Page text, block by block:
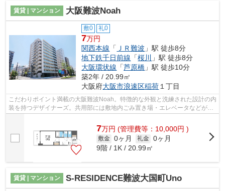
賃貸 | マンション 大阪難波Noah
敷0 礼0
7万円
関西本線 「 ＪＲ難波 」駅 徒歩8分
地下鉄千日前線 「桜川 」駅 徒歩8分
大阪環状線 「芦原橋 」駅 徒歩10分
築2年 / 20.99㎡
大阪府大阪市浪速区稲荷 １丁目
こだわりポイント満載の大阪難波Noah。特徴的な外観と洗練された設計の内
装を持つデザイナーズ。共用部には敷地内ごみ置き場・エレベータなどが揃
7万円 (管理費等：10,000円 )
敷金 0ヶ月 礼金 0ヶ月
9階 / 1K / 20.99㎡
賃貸 | マンション S-RESIDENCE難波大国町Uno